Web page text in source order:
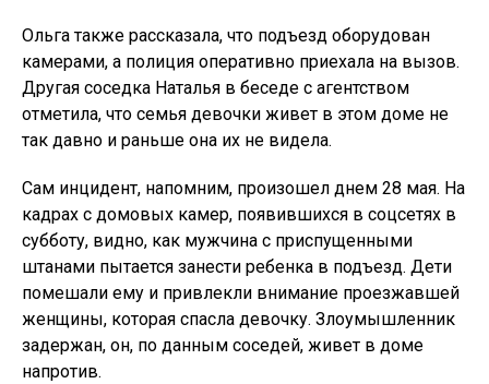
Ольга также рассказала, что подъезд оборудован
камерами, а полиция оперативно приехала на вызов.
Другая соседка Наталья в беседе с агентством
отметила, что семья девочки живет в этом доме не
так давно и раньше она их не видела.
Сам инцидент, напомним, произошел днем 28 мая. На
кадрах с домовых камер, появившихся в соцсетях в
субботу, видно, как мужчина с приспущенными
штанами пытается занести ребенка в подъезд. Дети
помешали ему и привлекли внимание проезжавшей
женщины, которая спасла девочку. Злоумышленник
задержан, он, по данным соседей, живет в доме
напротив.